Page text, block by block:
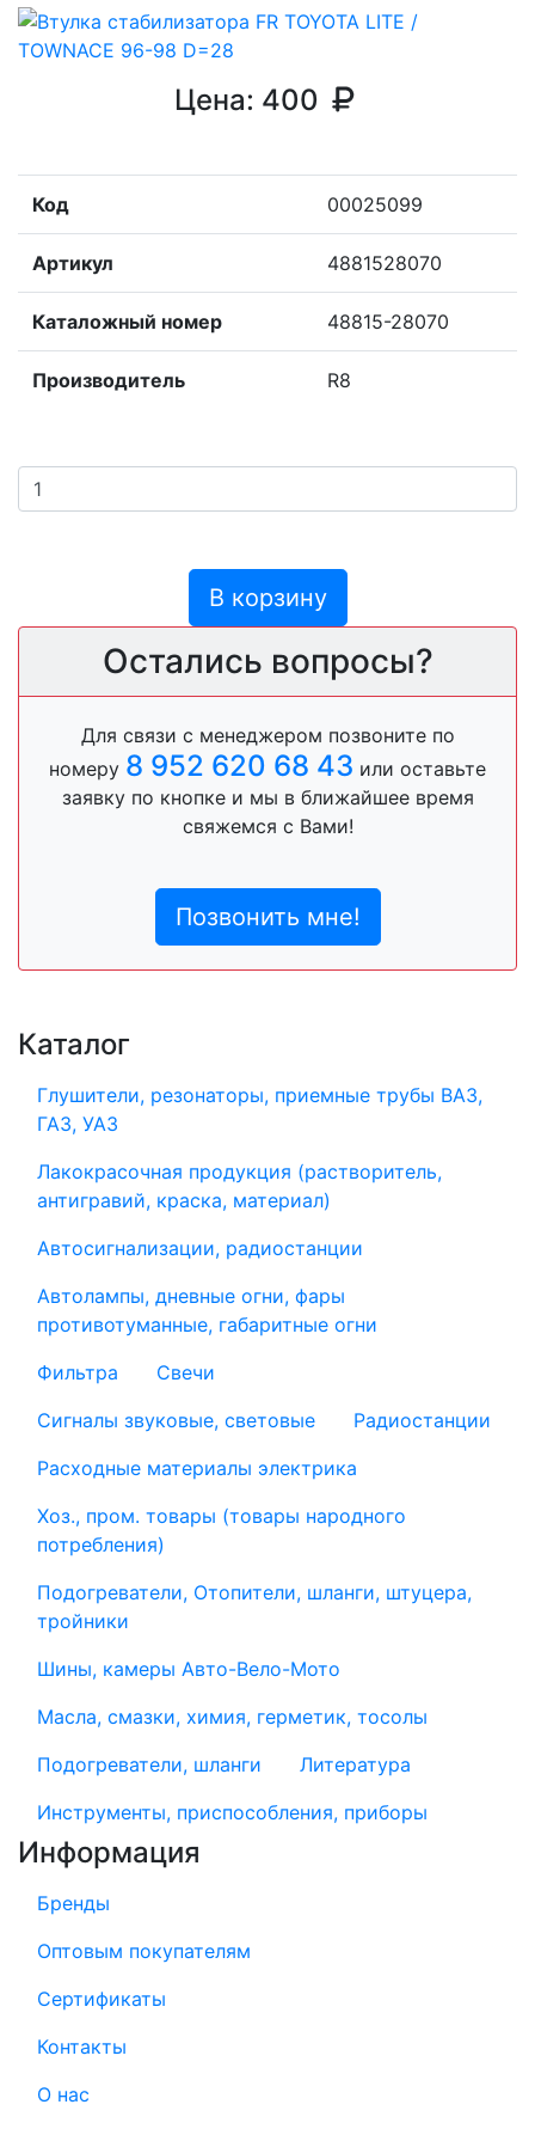
Цена: 400
Код 00025099
Артикул 4881528070
Каталожный номер 48815-28070
Производитель R8
В корзину
Остались вопросы?
Для связи с менеджером позвоните по
номеру 8 952 620 68 43 или оставьте
заявку по кнопке и мы в ближайшее время
свяжемся с Вами!
Позвонить мне!
Каталог
Глушители, резонаторы, приемные трубы ВАЗ,
ГАЗ, УАЗ
Лакокрасочная продукция (растворитель,
антигравий, краска, материал)
Автосигнализации, радиостанции
Автолампы, дневные огни, фары
противотуманные, габаритные огни
Фильтра
Свечи
Сигналы звуковые, световые
Радиостанции
Расходные материалы электрика
Хоз., пром. товары (товары народного
потребления)
Подогреватели, Отопители, шланги, штуцера,
тройники
Шины, камеры Авто-Вело-Мото
Масла, смазки, химия, герметик, тосолы
Подогреватели, шланги
Литература
Инструменты, приспособления, приборы
Информация
Бренды
Оптовым покупателям
Сертификаты
Контакты
О нас